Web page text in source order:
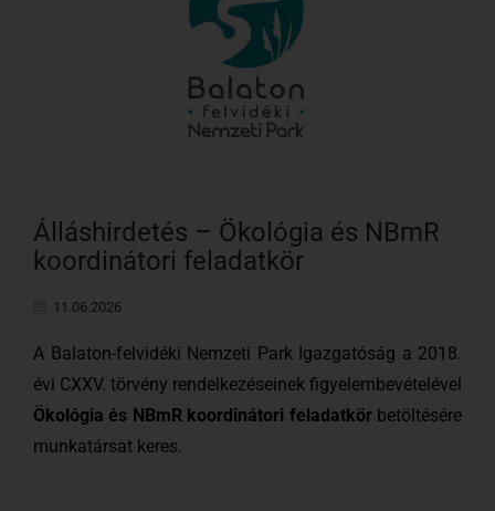
Álláshirdetés – Ökológia és NBmR
koordinátori feladatkör
11.06.2026
A Balaton-felvidéki Nemzeti Park Igazgatóság a 2018.
évi CXXV. törvény rendelkezéseinek figyelembevételével
Ökológia és NBmR koordinátori feladatkörbetöltésére
munkatársat keres.